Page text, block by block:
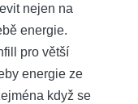
nejen na
‍energie.
pro větší
energie ze
když se